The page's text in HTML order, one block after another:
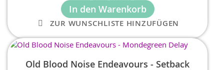
In den Warenkorb
ZUR WUNSCHLISTE HINZUFÜGEN
Old Blood Noise Endeavours - Setback